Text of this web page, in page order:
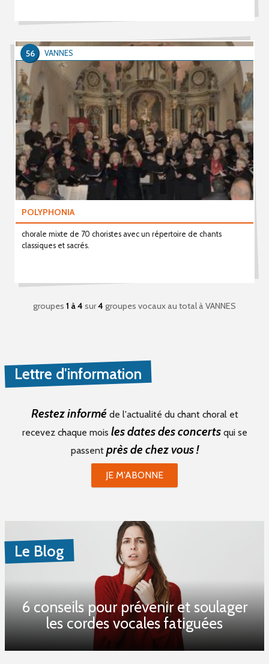
POLYPHONIA
chorale mixte de 70 choristes avec un répertoire de chants
classiques et sacrés.
VANNES
56
groupes 1 à 4 sur4 groupes vocaux au totalà VANNES
Lettre d'information
Restez informé de l'actualité du chant choral et
recevez chaque mois les dates des concertsqui se
passent près de chez vous !
JE M'ABONNE
Le Blog
6 conseils pour prévenir et soulager
les cordes vocales fatiguées